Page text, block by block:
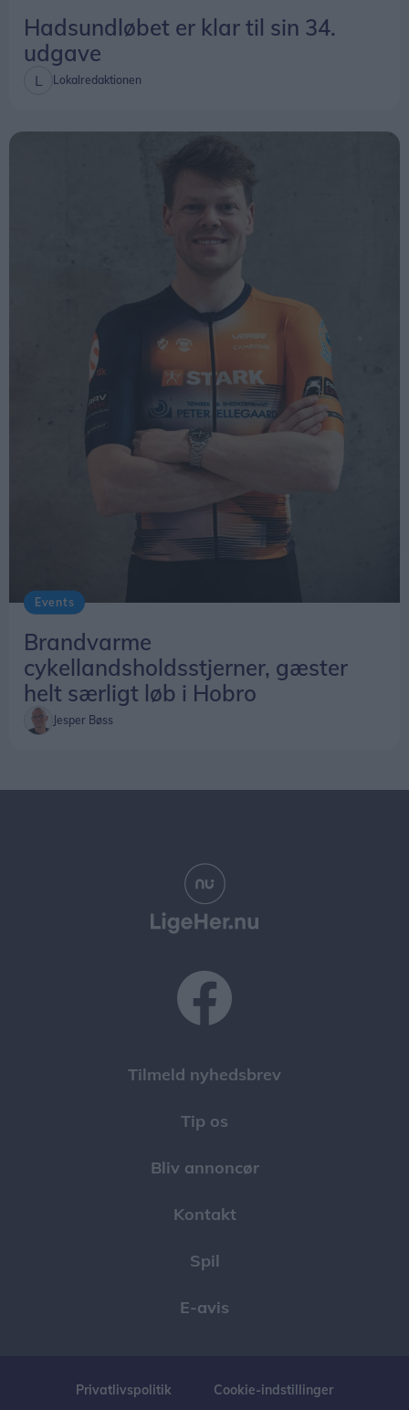
Hadsundløbet er klar til sin 34.
udgave
Lokalredaktionen
Events
Brandvarme
cykellandsholdsstjerner, gæster
helt særligt løb i Hobro
Jesper Bøss
Tilmeld nyhedsbrev
Tip os
Bliv annoncør
Kontakt
Spil
E-avis
Privatlivspolitik Cookie-indstillinger